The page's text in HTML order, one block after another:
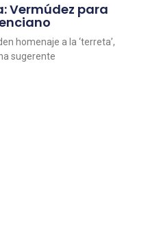
Vermúdez para
homenaje a la ‘terreta’,
sugerente